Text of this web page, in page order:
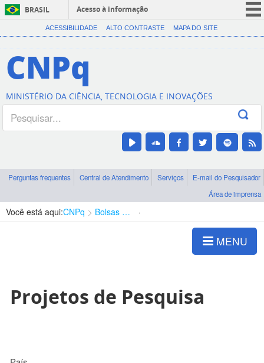
BRASIL
Acesso à informação
CORONAVÍRUS (COVID-19)
Canais
ACESSIBILIDADE ALTO CONTRASTE MAPA DO SITE
CNPq
MINISTÉRIO DA CIÊNCIA, TECNOLOGIA E INOVAÇÕES
Perguntas frequentes Central de Atendimento Serviços
E-mail do Pesquisador
Área de imprensa
Você está aqui:CNPq Bolsas e Auxílios Vigentes
MENU
Projetos de Pesquisa